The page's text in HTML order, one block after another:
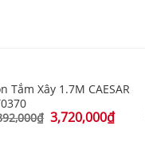
Tắm Xây 1.7M CAESAR
₫ 3,720,000₫